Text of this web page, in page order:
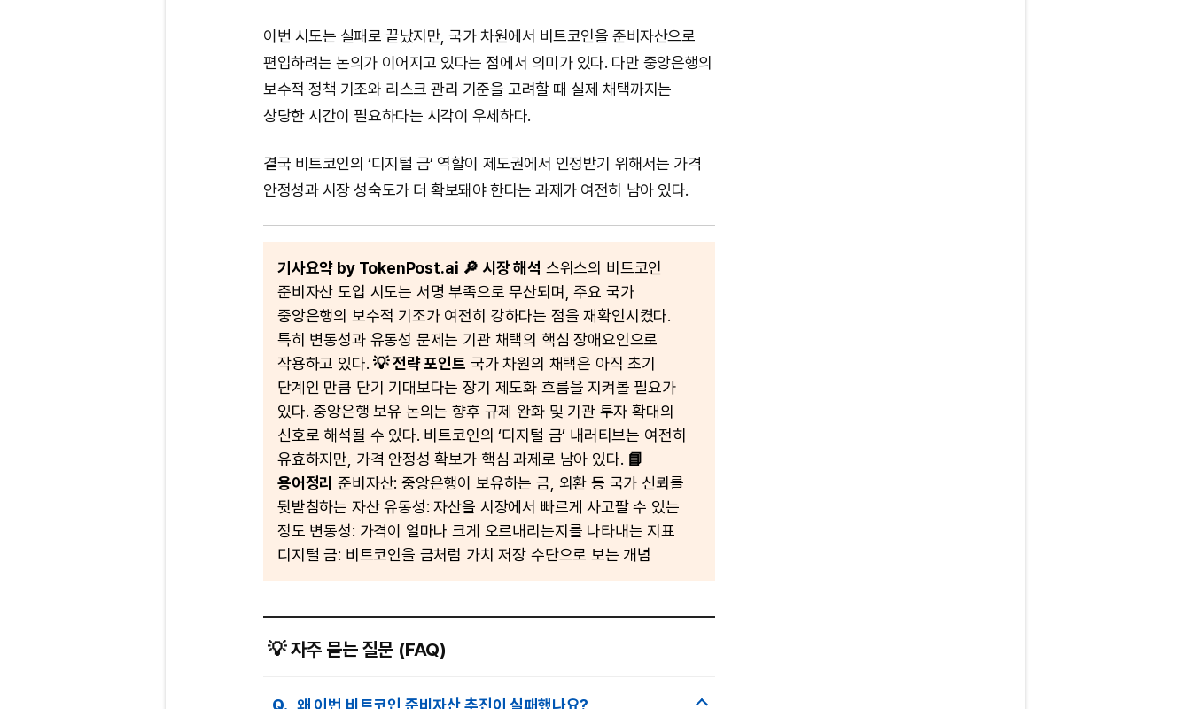
u
이번 시도는 실패로 끝났지만, 국가 차원에서 비트코인을 준비자산으로
편입하려는 논의가 이어지고 있다는 점에서 의미가 있다. 다만 중앙은행의
보수적 정책 기조와 리스크 관리 기준을 고려할 때 실제 채택까지는
상당한 시간이 필요하다는 시각이 우세하다.
결국 비트코인의 ‘디지털 금’ 역할이 제도권에서 인정받기 위해서는 가격
안정성과 시장 성숙도가 더 확보돼야 한다는 과제가 여전히 남아 있다.
기사요약 by TokenPost.ai 🔎 시장 해석 스위스의 비트코인
준비자산 도입 시도는 서명 부족으로 무산되며, 주요 국가
중앙은행의 보수적 기조가 여전히 강하다는 점을 재확인시켰다.
특히 변동성과 유동성 문제는 기관 채택의 핵심 장애요인으로
작용하고 있다.💡 전략 포인트 국가 차원의 채택은 아직 초기
단계인 만큼 단기 기대보다는 장기 제도화 흐름을 지켜볼 필요가
있다. 중앙은행 보유 논의는 향후 규제 완화 및 기관 투자 확대의
신호로 해석될 수 있다. 비트코인의 ‘디지털 금’ 내러티브는 여전히
유효하지만, 가격 안정성 확보가 핵심 과제로 남아 있다. 📘
용어정리 준비자산: 중앙은행이 보유하는 금, 외환 등 국가 신뢰를
뒷받침하는 자산 유동성: 자산을 시장에서 빠르게 사고팔 수 있는
정도 변동성: 가격이 얼마나 크게 오르내리는지를 나타내는 지표
디지털 금: 비트코인을 금처럼 가치 저장 수단으로 보는 개념
💡 자주 묻는 질문 (FAQ)
Q. 왜 이번 비트코인 준비자산 추진이 실패했나요?